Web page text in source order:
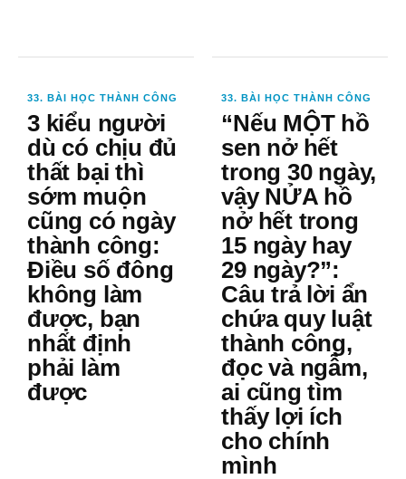
33. BÀI HỌC THÀNH CÔNG
3 kiểu người
dù có chịu đủ
thất bại thì
sớm muộn
cũng có ngày
thành công:
Điều số đông
không làm
được, bạn
nhất định
phải làm
được
33. BÀI HỌC THÀNH CÔNG
“Nếu MỘT hồ
sen nở hết
trong 30 ngày,
vậy NỬA hồ
nở hết trong
15 ngày hay
29 ngày?”:
Câu trả lời ẩn
chứa quy luật
thành công,
đọc và ngẫm,
ai cũng tìm
thấy lợi ích
cho chính
mình